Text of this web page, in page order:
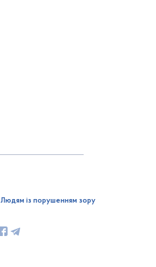
Людям із порушенням зору